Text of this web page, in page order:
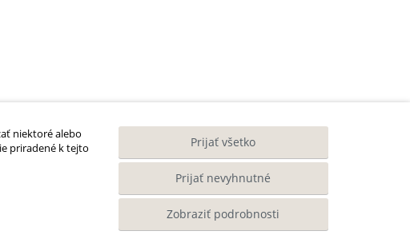
niektoré alebo
priradené k tejto
Prijať všetko
Prijať nevyhnutné
Zobraziť podrobnosti